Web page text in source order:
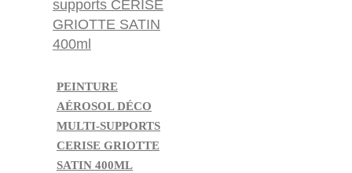
PEINTURE
AÉROSOL DÉCO
MULTI-SUPPORTS
CERISE GRIOTTE
SATIN 400ML